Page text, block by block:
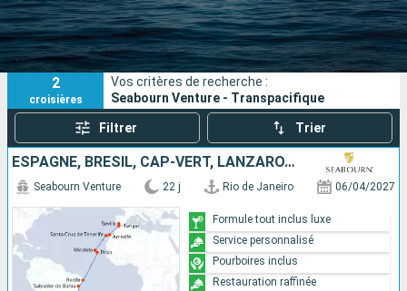
Mois de départ
Ports Compagnies
Rechercher
2
croisières
Vos critères de recherche :
Seabourn Venture - Transpacifique
Filtrer Trier
ESPAGNE, BRÉSIL, CAP-VERT, LANZAROTE, MAROC, TENERIFE
Seabourn Venture 22 j Rio de Janeiro 06/04/2027
Formule tout inclus luxe
Service personnalisé
Pourboires inclus
Restauration raffinée